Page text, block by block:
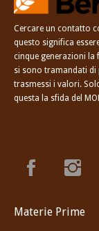
Cercare un contatto
questo significa
cinque generazioni la
si sono tramandati di
trasmessi i valori.
questa la sfida del
Materie Prime